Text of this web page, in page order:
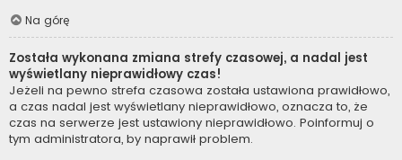
Na górę
Została wykonana zmiana strefy czasowej, a nadal jest
wyświetlany nieprawidłowy czas!
Jeżeli na pewno strefa czasowa została ustawiona prawidłowo,
a czas nadal jest wyświetlany nieprawidłowo, oznacza to, że
czas na serwerze jest ustawiony nieprawidłowo. Poinformuj o
tym administratora, by naprawił problem.